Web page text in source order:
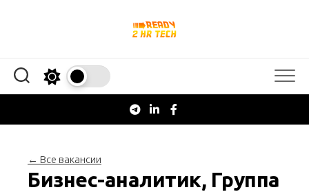
← Все вакансии
Бизнес-аналитик, Группа